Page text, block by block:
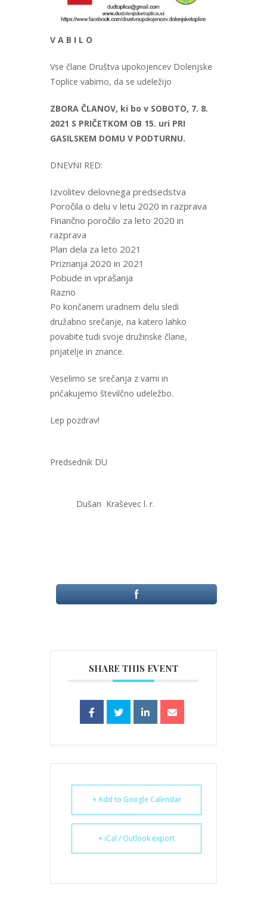
V A B I L O
Vse člane Društva upokojencev Dolenjske
Toplice vabimo, da se udeležijo
ZBORA ČLANOV, ki bo v SOBOTO, 7. 8.
2021 S PRIČETKOM OB 15. uri PRI
GASILSKEM DOMU V PODTURNU.
DNEVNI RED:
Izvolitev delovnega predsedstva
Poročila o delu v letu 2020 in razprava
Finančno poročilo za leto 2020 in
razprava
Plan dela za leto 2021
Priznanja 2020 in 2021
Pobude in vprašanja
Razno
Po končanem uradnem delu sledi
družabno srečanje, na katero lahko
povabite tudi svoje družinske člane,
prijatelje in znance.
Veselimo se srečanja z vami in
pričakujemo številčno udeležbo.
Lep pozdrav!
Predsednik DU
Dušan Kraševec l. r.
SHARE THIS EVENT
+ Add to Google Calendar
+ iCal / Outlook export